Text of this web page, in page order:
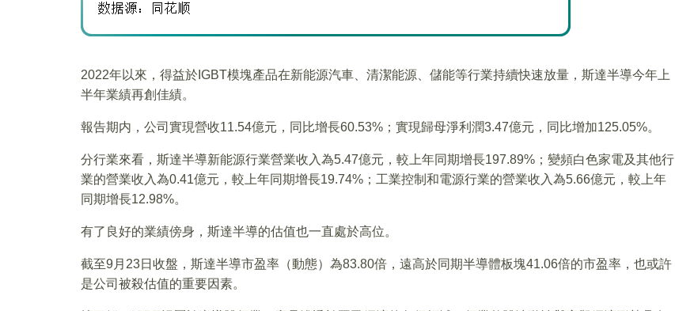
2022年以來，得益於IGBT模塊產品在新能源汽車、清潔能源、儲能等行業持續快速放量，斯達半導今年上
半年業績再創佳績。
報告期内，公司實現營收11.54億元，同比增長60.53%；實現歸母淨利潤3.47億元，同比增加125.05%。
分行業來看，斯達半導新能源行業營業收入為5.47億元，較上年同期增長197.89%；變頻白色家電及其他行
業的營業收入為0.41億元，較上年同期增長19.74%；工業控制和電源行業的營業收入為5.66億元，較上年
同期增長12.98%。
有了良好的業績傍身，斯達半導的估值也一直處於高位。
截至9月23日收盤，斯達半導市盈率（動態）為83.80倍，遠高於同期半導體板塊41.06倍的市盈率，也或許
是公司被殺估值的重要因素。